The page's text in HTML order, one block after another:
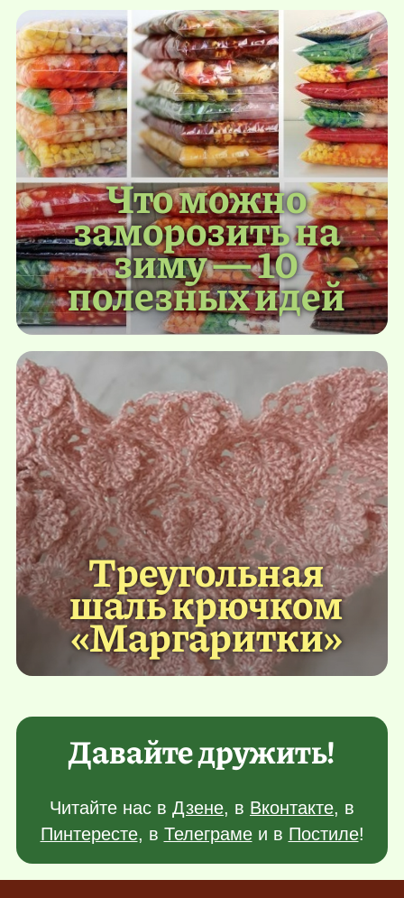
Что можно
заморозить на
зиму — 10
полезных идей
Треугольная
шаль крючком
«Маргаритки»
Давайте дружить!
Читайте нас в Дзене, в Вконтакте, в
Пинтересте, в Телеграмеи в Постиле!